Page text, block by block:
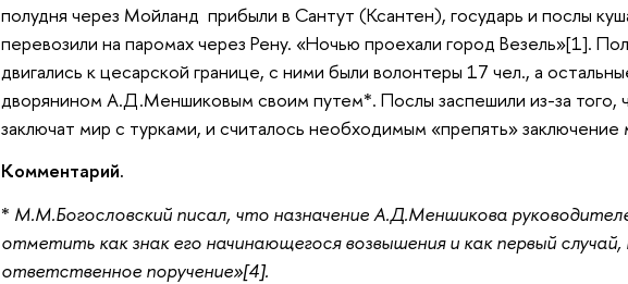
полудня через Мойланд прибыли в Сантут (Ксантен), государь и послы
перевозили на паромах через Рену. «Ночью проехали город Везель»[1].
двигались к цесарской границе, с ними были волонтеры 17 чел., а
дворянином А.Д.Меншиковым своим путем*. Послы заспешили из-за того,
заключат мир с турками, и считалось необходимым «препять»
Комментарий.
* М.М.Богословский писал, что назначение А.Д.Меншикова
отметить как знак его начинающегося возвышения и как первый
ответственное поручение»[4].